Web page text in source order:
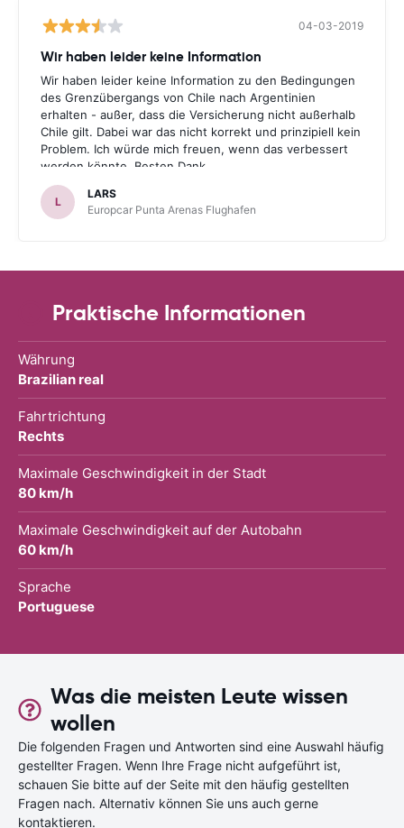
04-03-2019
Wir haben leider keine Information
Wir haben leider keine Information zu den Bedingungen
des Grenzübergangs von Chile nach Argentinien
erhalten - außer, dass die Versicherung nicht außerhalb
Chile gilt. Dabei war das nicht korrekt und prinzipiell kein
Problem. Ich würde mich freuen, wenn das verbessert
werden könnte. Besten Dank.
L
LARS
Europcar Punta Arenas Flughafen
Praktische Informationen
Währung
Brazilian real
Fahrtrichtung
Rechts
Maximale Geschwindigkeit in der Stadt
80 km/h
Maximale Geschwindigkeit auf der Autobahn
60 km/h
Sprache
Portuguese
Was die meisten Leute wissen
wollen
Die folgenden Fragen und Antworten sind eine Auswahl häufig
gestellter Fragen. Wenn Ihre Frage nicht aufgeführt ist,
schauen Sie bitte auf der Seite mit den häufig gestellten
Fragen nach. Alternativ können Sie uns auch gerne
kontaktieren.